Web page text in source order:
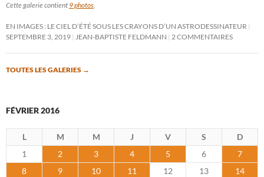
Cette galerie contient 9 photos.
EN IMAGES : LE CIEL D’ÉTÉ SOUS LES CRAYONS D’UN ASTRODESSINATEUR
SEPTEMBRE 3, 2019 JEAN-BAPTISTE FELDMANN 2 COMMENTAIRES
TOUTES LES GALERIES →
FÉVRIER 2016
L M M J V S
D
1
2 3 4 5 6
7
8
9 10 11 12 13
14